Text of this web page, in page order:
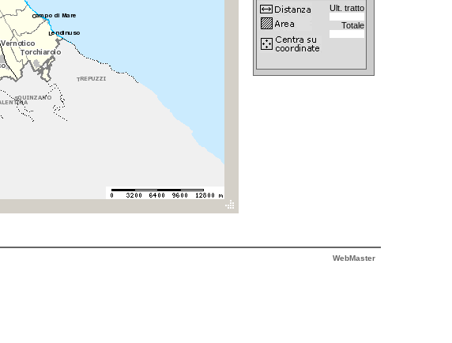
Ult. tratto
Totale
WebMaster